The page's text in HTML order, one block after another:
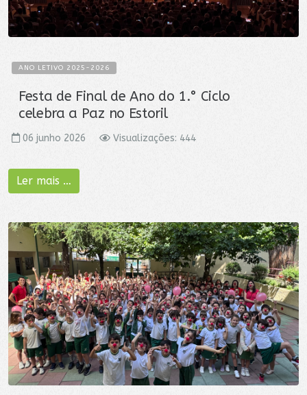
ANO LETIVO 2025-2026
Festa de Final de Ano do 1.° Ciclo
celebra a Paz no Estoril
06 junho 2026 Visualizações: 444
Ler mais …